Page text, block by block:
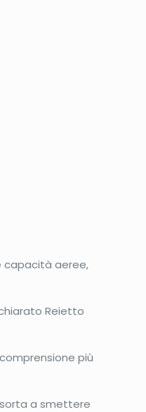
capacità aeree,
Reietto
più
a smettere